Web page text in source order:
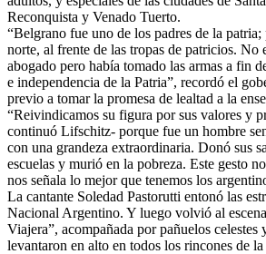
Reconquista y Venado Tuerto.
“Belgrano fue uno de los padres de la
norte, al frente de las tropas de patricios. No
abogado pero había tomado las armas a fin
e independencia de la Patria”, recordó el
previo a tomar la promesa de lealtad a la
“Reivindicamos su figura por sus valores y
continuó Lifschitz- porque fue un hombre
con una grandeza extraordinaria. Donó sus
escuelas y murió en la pobreza. Este gesto
nos señala lo mejor que tenemos los
La cantante Soledad Pastorutti entonó las
Nacional Argentino. Y luego volvió al
Viajera”, acompañada por pañuelos celestes
levantaron en alto en todos los rincones de